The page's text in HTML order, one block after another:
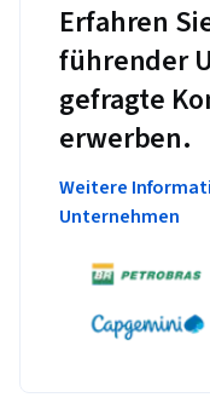
Erfahren
führender
gefragte
erwerben.
Weitere
Unternehmen